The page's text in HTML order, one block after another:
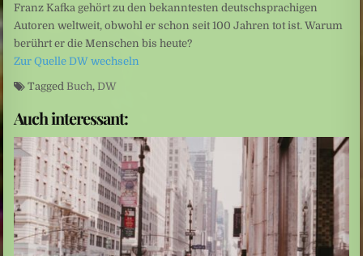
Paris: Wer hat Dalidas Brüste angemalt?
Franz Kafka gehört zu den bekanntesten deutschsprachigen
Autoren weltweit, obwohl er schon seit 100 Jahren tot ist. Warum
berührt er die Menschen bis heute?
Zur Quelle DW wechseln
Tagged Buch, DW
Auch interessant: